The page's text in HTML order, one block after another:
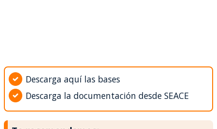
Descarga aquí las bases
Descarga la documentación desde SEACE